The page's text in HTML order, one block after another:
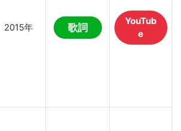
2015年 歌詞
YouTub
e